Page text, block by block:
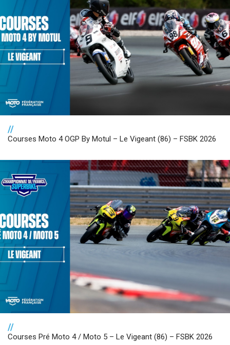
//
Courses Moto 4 OGP By Motul – Le Vigeant (86) – FSBK 2026
//
Courses Pré Moto 4 / Moto 5 – Le Vigeant (86) – FSBK 2026